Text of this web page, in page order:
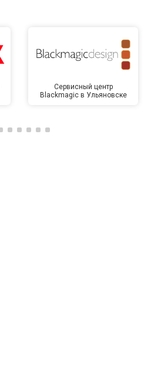
Сервисный центр
Blackmagic в Ульяновске